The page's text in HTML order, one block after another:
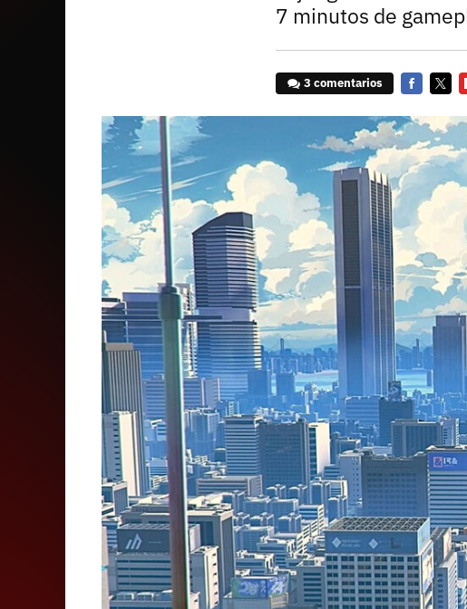
7 minutos de
3 comentarios